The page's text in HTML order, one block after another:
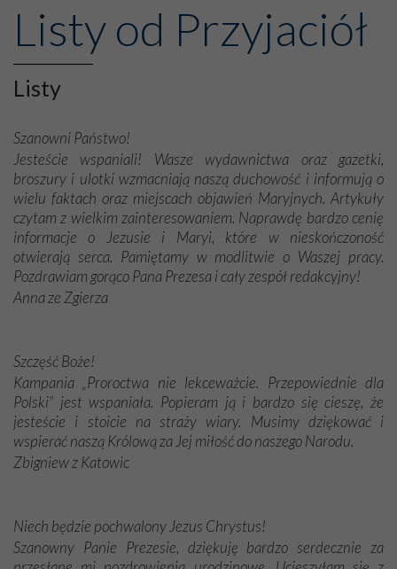
Listy od Przyjaciół
Listy
Szanowni Państwo!
Jesteście wspaniali! Wasze wydawnictwa oraz gazetki,
broszury i ulotki wzmacniają naszą duchowość i informują o
wielu faktach oraz miejscach objawień Maryjnych. Artykuły
czytam z wielkim zainteresowaniem. Naprawdę bardzo cenię
informacje o Jezusie i Maryi, które w nieskończoność
otwierają serca. Pamiętamy w modlitwie o Waszej pracy.
Pozdrawiam gorąco Pana Prezesa i cały zespół redakcyjny!
Anna ze Zgierza
Szczęść Boże!
Kampania „Proroctwa nie lekceważcie. Przepowiednie dla
Polski” jest wspaniała. Popieram ją i bardzo się cieszę, że
jesteście i stoicie na straży wiary. Musimy dziękować i
wspierać naszą Królową za Jej miłość do naszego Narodu.
Zbigniew z Katowic
Niech będzie pochwalony Jezus Chrystus!
Szanowny Panie Prezesie, dziękuję bardzo serdecznie za